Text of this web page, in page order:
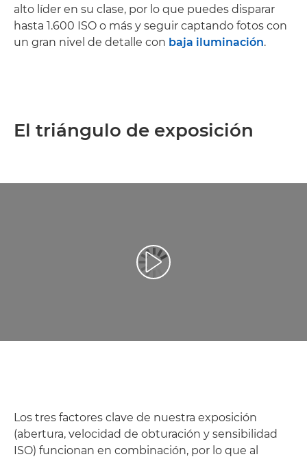
alto líder en su clase, por lo que puedes disparar
hasta 1.600 ISO o más y seguir captando fotos con
un gran nivel de detalle con baja iluminación.
El triángulo de exposición
Reproducir vídeo
Los tres factores clave de nuestra exposición
(abertura, velocidad de obturación y sensibilidad
ISO) funcionan en combinación, por lo que al